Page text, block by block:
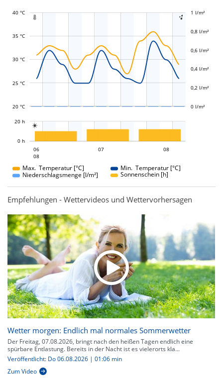
 
20 °C
30 °C
40 °C
35 °C
25 °C
-0,4 l/m²
-0,2 l/m²
0 l/m²
0,2 l/m²
0,4 l/m²
0,6 l/m²
0,8 l/m²
1 l/m²
1,2 l/m²

0 h
20 h
06
08
07 08
Max. Temperatur [°C]
Min. Temperatur [°C]
Niederschlagsmenge [l/m²]
Sonnenschein [h]
Empfehlungen - Wettervideos und Wettervorhersagen
Wetter morgen: Endlich mal normales Sommerwetter
Der Freitag, 07.08.2026, bringt nach den heißen Tagen endlich eine
spürbare Entlastung. Bereits in der Nacht ist es vielerorts kla...
Veröffentlicht: Do 06.08.2026 | 01:06 min
Zum Video